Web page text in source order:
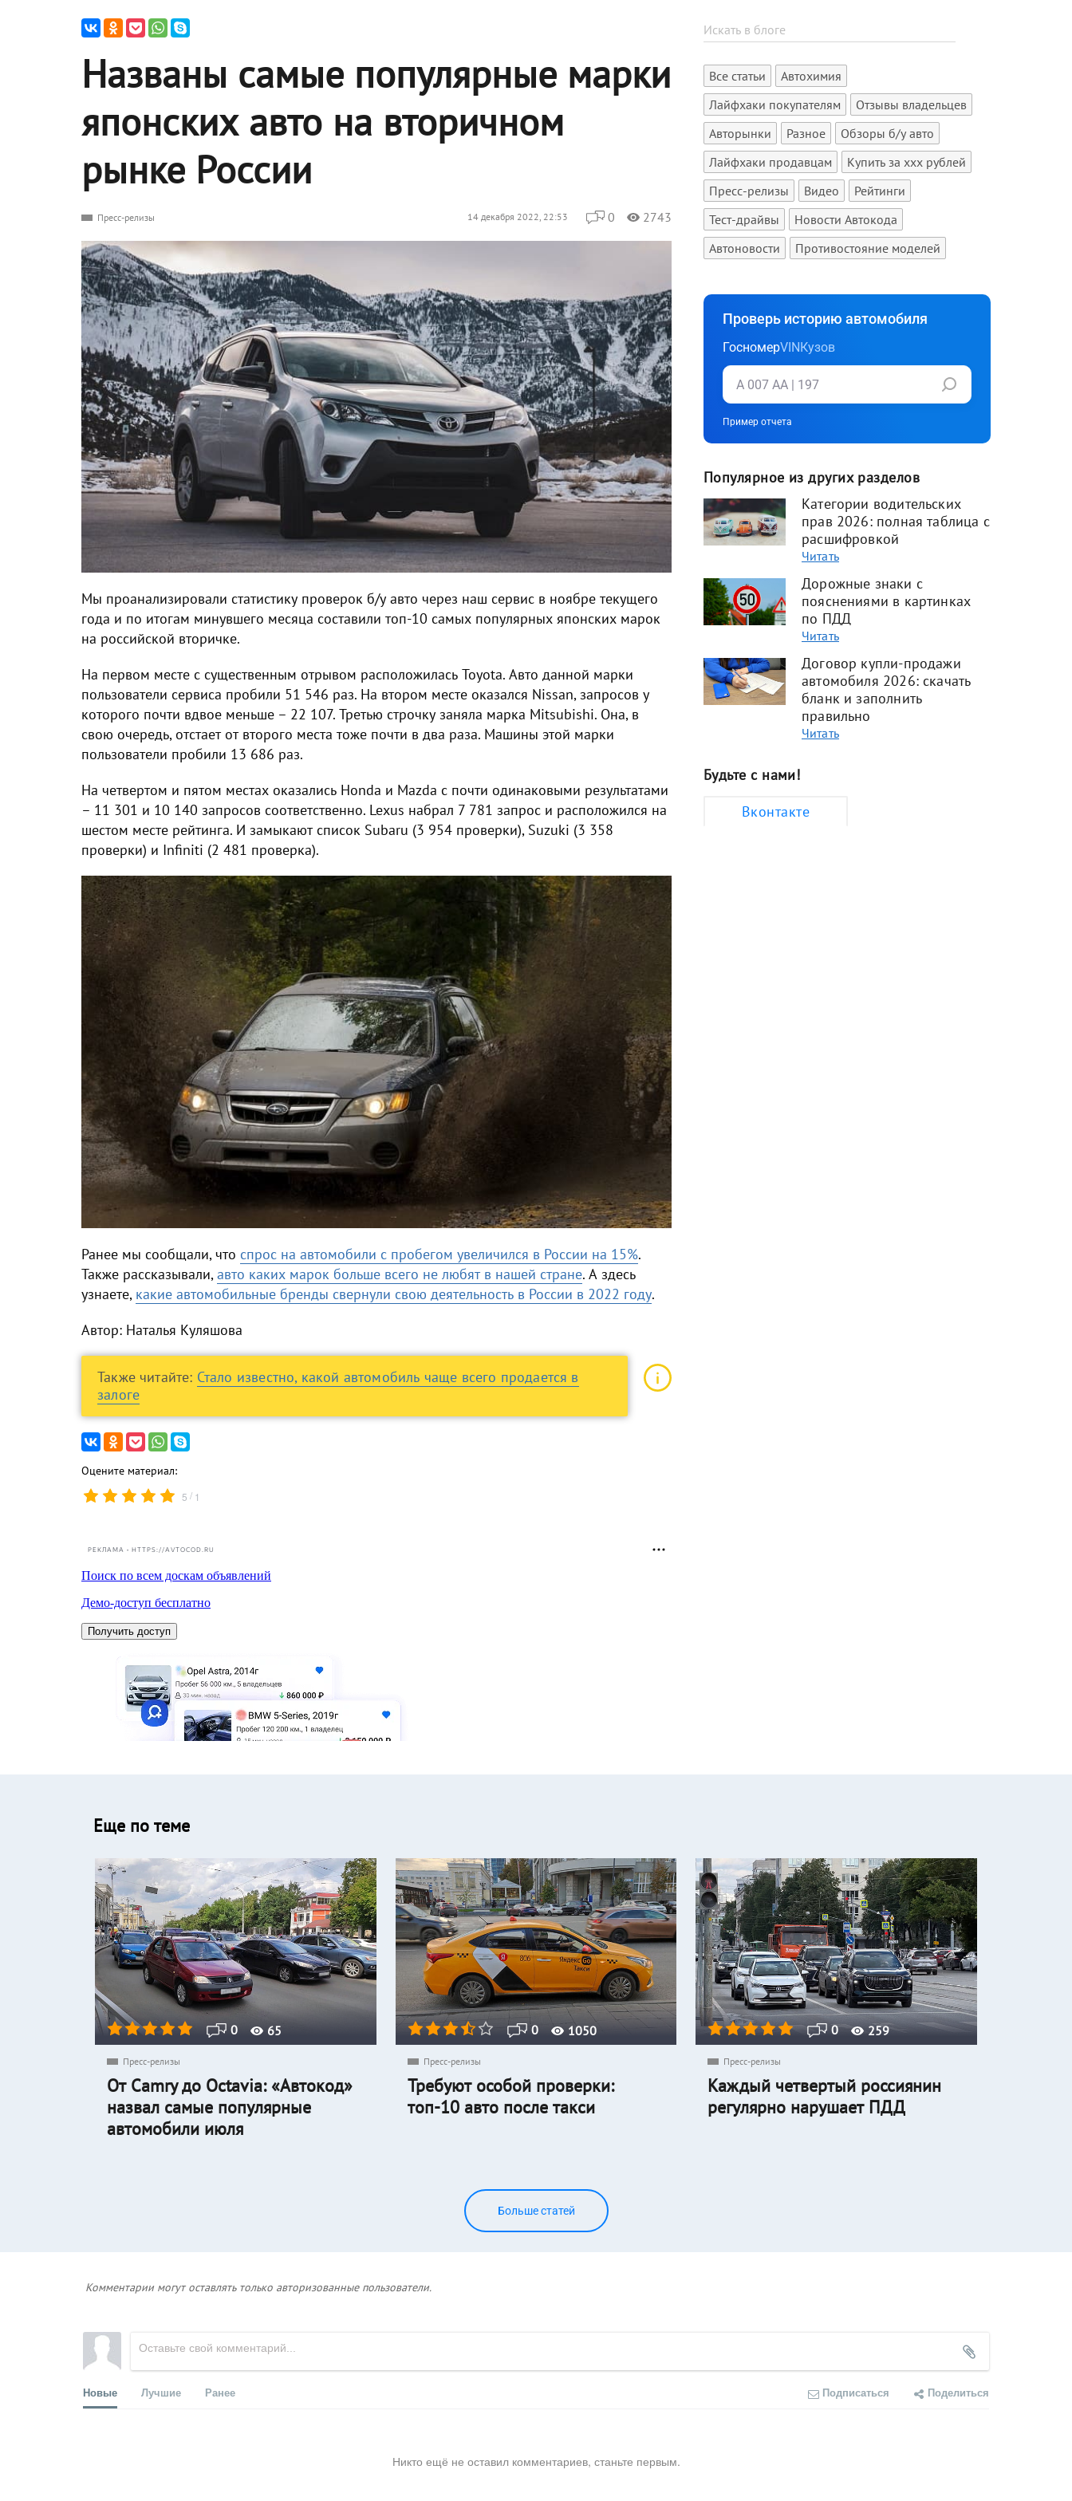
Названы самые популярные марки
японских авто на вторичном
рынке России
Пресс-релизы 14 декабря 2022, 22:53 0 2743
Мы проанализировали статистику проверок б/у авто через наш сервис в ноябре текущего
года и по итогам минувшего месяца составили топ-10 самых популярных японских марок
на российской вторичке.
На первом месте с существенным отрывом расположилась Toyota. Авто данной марки
пользователи сервиса пробили 51 546 раз. На втором месте оказался Nissan, запросов у
которого почти вдвое меньше – 22 107. Третью строчку заняла марка Mitsubishi. Она, в
свою очередь, отстает от второго места тоже почти в два раза. Машины этой марки
пользователи пробили 13 686 раз.
На четвертом и пятом местах оказались Honda и Mazda с почти одинаковыми результатами
– 11 301 и 10 140 запросов соответственно. Lexus набрал 7 781 запрос и расположился на
шестом месте рейтинга. И замыкают список Subaru (3 954 проверки), Suzuki (3 358
проверки) и Infiniti (2 481 проверка).
Ранее мы сообщали, что спрос на автомобили с пробегом увеличился в России на 15%.
Также рассказывали,авто каких марок больше всего не любят в нашей стране. А здесь
узнаете, какие автомобильные бренды свернули свою деятельность в России в 2022 году.
Автор: Наталья Куляшова
Также читайте: Стало известно, какой автомобиль чаще всего продается в
залоге
Оцените материал:
5 / 1
РЕКЛАМА • HTTPS://AVTOCOD.RU
Все статьи
Автохимия
Лайфхаки покупателям
Отзывы владельцев
Авторынки
Разное
Обзоры б/у авто
Лайфхаки продавцам
Купить за xxx рублей
Пресс-релизы
Видео
Рейтинги
Тест-драйвы
Новости Автокода
Автоновости
Противостояние моделей
Проверь историю автомобиля
ГосномерVINКузов
Пример отчета
Популярное из других разделов
Категории водительских
прав 2026: полная таблица с
расшифровкой
Читать
Дорожные знаки с
пояснениями в картинках
по ПДД
Читать
Договор купли-продажи
автомобиля 2026: скачать
бланк и заполнить
правильно
Читать
Будьте с нами!
Вконтакте
Еще по теме
0 65
Пресс-релизы
От Camry до Octavia: «Автокод»
назвал самые популярные
автомобили июля
0 1050
Пресс-релизы
Требуют особой проверки:
топ-10 авто после такси
0 259
Пресс-релизы
Каждый четвертый россиянин
регулярно нарушает ПДД
Больше статей
Комментарии могут оставлять только авторизованные пользователи.
Новые Лучшие Ранее Подписаться Поделиться
Никто ещё не оставил комментариев, станьте первым.